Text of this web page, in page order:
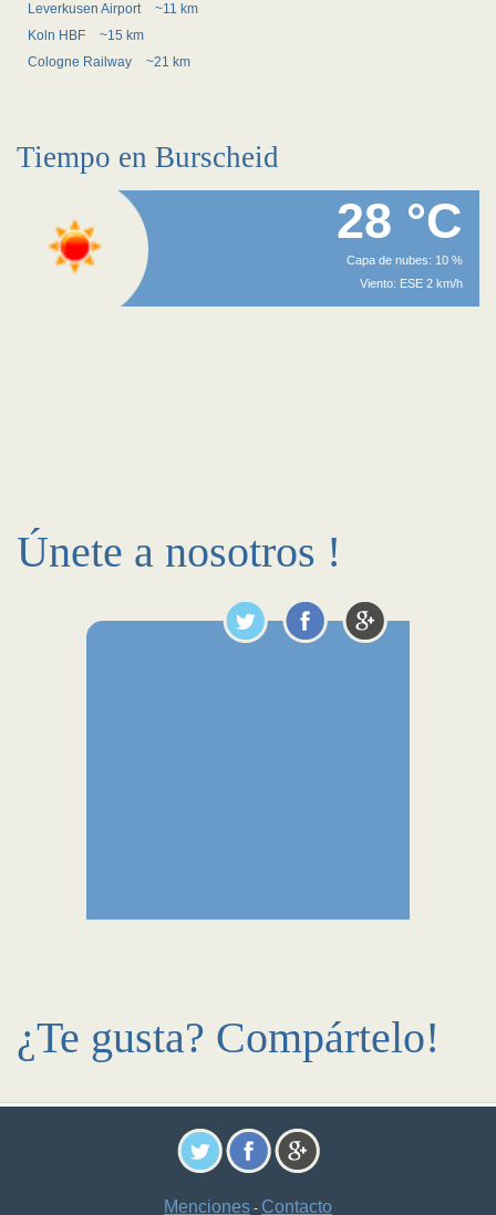
Leverkusen Airport
~11 km
Koln HBF
~15 km
Cologne Railway
~21 km
Tiempo en Burscheid
28 °C
Capa de nubes: 10 %
Viento: ESE 2 km/h
Únete a nosotros !
¿Te gusta? Compártelo!
Menciones - Contacto